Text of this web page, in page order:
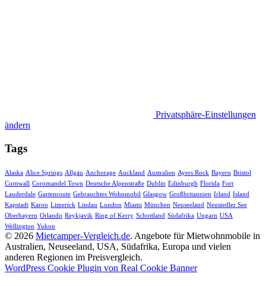
Privatsphäre-Einstellungen
ändern
Tags
Alaska Alice Springs Allgäu Anchorage Auckland Australien Ayers Rock Bayern Bristol
Cornwall Coromandel Town Deutsche Alpenstraße Dublin Edinburgh Florida Fort
Lauderdale Gartenroute Gebrauchtes Wohnmobil Glasgow Großbritannien Irland Island
Kapstadt Karoo Limerick Lindau London Miami München Neuseeland Neusiedler See
Oberbayern Orlando Reykjavik Ring of Kerry Schottland Südafrika Ungarn USA
Wellington Yukon
© 2026 Mietcamper-Vergleich.de. Angebote für Mietwohnmobile in
Australien, Neuseeland, USA, Südafrika, Europa und vielen
anderen Regionen im Preisvergleich.
WordPress Cookie Plugin von Real Cookie Banner